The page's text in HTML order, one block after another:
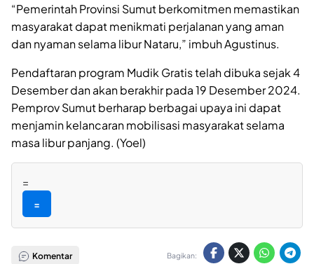
“Pemerintah Provinsi Sumut berkomitmen memastikan
masyarakat dapat menikmati perjalanan yang aman
dan nyaman selama libur Nataru,” imbuh Agustinus.
Pendaftaran program Mudik Gratis telah dibuka sejak 4
Desember dan akan berakhir pada 19 Desember 2024.
Pemprov Sumut berharap berbagai upaya ini dapat
menjamin kelancaran mobilisasi masyarakat selama
masa libur panjang. (Yoel)
=
=
Komentar Bagikan: